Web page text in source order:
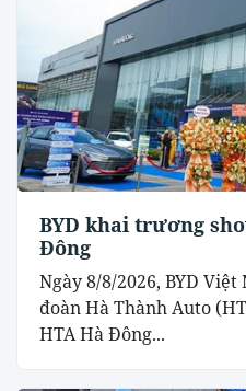
BYD khai trương
Đông
Ngày 8/8/2026, BYD
đoàn Hà Thành Auto
HTA Hà Đông...